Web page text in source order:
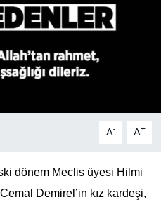
A- A+
dönem Meclis üyesi Hilmi
Demirel’in kız kardeşi,